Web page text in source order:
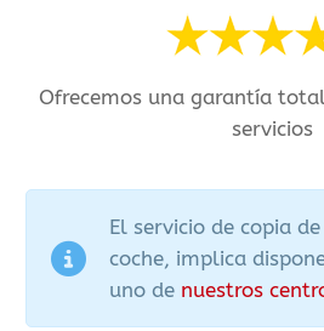
Ofrecemos una garantía
servicios
El servicio de copia
coche, implica
uno de nuestros